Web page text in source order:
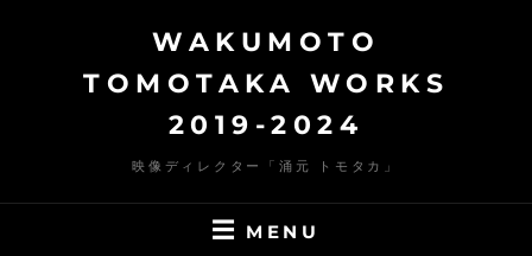
WAKUMOTO
TOMOTAKA WORKS
2019-2024
映像ディレクター「涌元 トモタカ」
MENU